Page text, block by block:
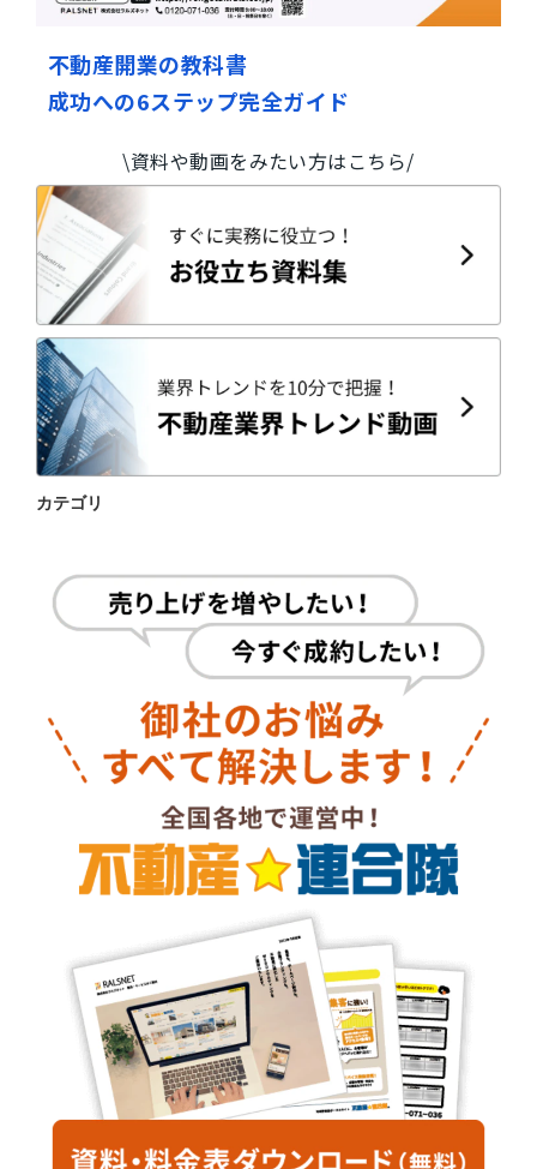
不動産開業の教科書
成功への6ステップ完全ガイド
\資料や動画をみたい方はこちら/
カテゴリ